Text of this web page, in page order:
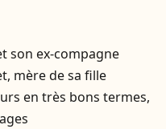
son ex-compagne
mère de sa fille
en très bons termes,